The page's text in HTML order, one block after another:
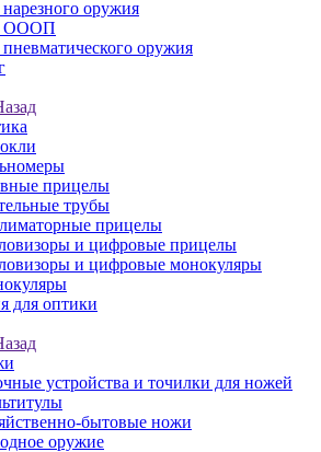
оружия
ОООП
оружия
прицелы
трубы
прицелы
и цифровые прицелы
и цифровые монокуляры
для оптики
устройства и точилки для ножей
бытовые ножи
оружие